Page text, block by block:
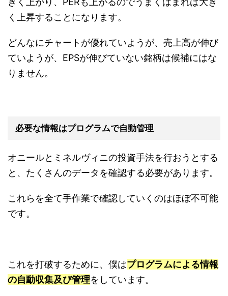
く上昇することになります。
どんなにチャートが優れていようが、売上高が伸び
ていようが、EPSが伸びていない銘柄は候補にはな
りません。
必要な情報はプログラムで自動管理
オニールとミネルヴィニの投資手法を行おうとする
と、たくさんのデータを確認する必要があります。
これらを全て手作業で確認していくのはほぼ不可能
です。
これを打破するために、僕はプログラムによる情報
の自動収集及び管理をしています。